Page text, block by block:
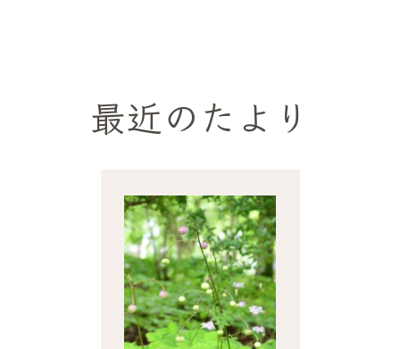
最近のたより